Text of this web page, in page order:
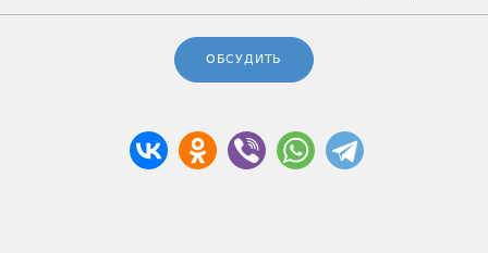
ОБСУДИТЬ